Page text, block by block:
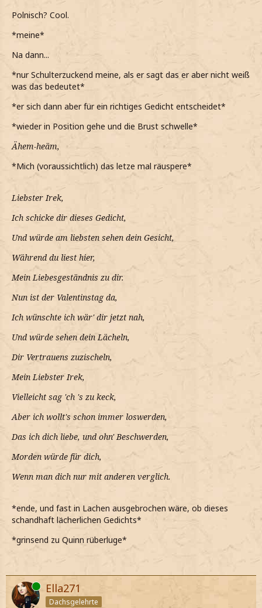
Polnisch? Cool.
*meine*
Na dann...
*nur Schulterzuckend meine, als er sagt das er aber nicht weiß
was das bedeutet*
*er sich dann aber für ein richtiges Gedicht entscheidet*
*wieder in Position gehe und die Brust schwelle*
Ähem-heäm,
*Mich (voraussichtlich) das letze mal räuspere*
Liebster Irek,
Ich schicke dir dieses Gedicht,
Und würde am liebsten sehen dein Gesicht,
Während du liest hier,
Mein Liebesgeständnis zu dir.
Nun ist der Valentinstag da,
Ich wünschte ich wär' dir jetzt nah,
Und würde sehen dein Lächeln,
Dir Vertrauens zuzischeln,
Mein Liebster Irek,
Vielleicht sag 'ch 's zu keck,
Aber ich wollt's schon immer loswerden,
Das ich dich liebe, und ohn' Beschwerden,
Morden würde für dich,
Wenn man dich nur mit anderen verglich.
*ende, und fast in Lachen ausgebrochen wäre, ob dieses
schandhaft lächerlichen Gedichts*
*grinsend zu Quinn rüberluge*
Online Ella271
Dachsgelehrte